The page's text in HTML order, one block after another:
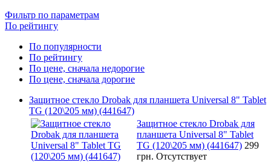
Фильтр по параметрам
По рейтингу
По популярности
По рейтингу
По цене, сначала недорогие
По цене, сначала дорогие
Защитное стекло Drobak для планшета Universal 8" Tablet
TG (120\205 мм) (441647)
Защитное стекло Drobak для
планшета Universal 8" Tablet
TG (120\205 мм) (441647) 299
грн. Отсутствует